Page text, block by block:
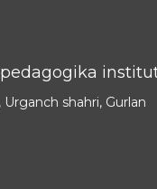
Urganch shahri, Gurlan